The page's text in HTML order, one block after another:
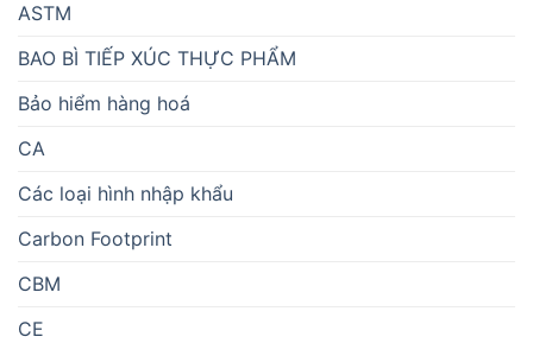
ASTM
BAO BÌ TIẾP XÚC THỰC PHẨM
Bảo hiểm hàng hoá
CA
Các loại hình nhập khẩu
Carbon Footprint
CBM
CE